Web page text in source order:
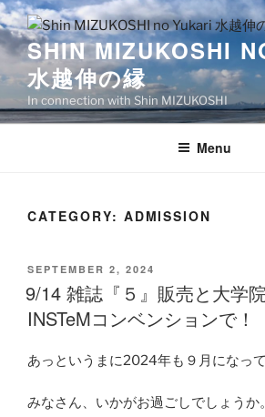
Skip
to
contentSHIN MIZUKOSHI
水越伸の縁
In connection with Shin MIZUKOSHI
Menu
CATEGORY: ADMISSION
POSTED
ON
SEPTEMBER 2, 2024
9/14 雑誌『５』販売と大学
INSTeMコンベンションで！
あっというまに2024年も９月になって
みなさん、いかがお過ごしでしょうか。